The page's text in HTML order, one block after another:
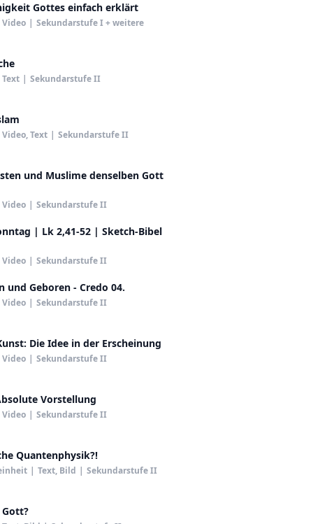
Gottes einfach erklärt
Video | Sekundarstufe I + weitere
Text | Sekundarstufe II
Video, Text | Sekundarstufe II
und Muslime denselben Gott
Video | Sekundarstufe II
| Lk 2,41-52 | Sketch-Bibel
Video | Sekundarstufe II
und Geboren - Credo 04.
Video | Sekundarstufe II
Die Idee in der Erscheinung
Video | Sekundarstufe II
Vorstellung
Video | Sekundarstufe II
Quantenphysik?!
| Text, Bild | Sekundarstufe II